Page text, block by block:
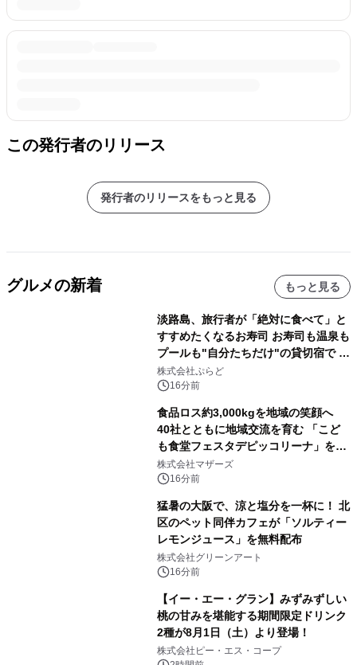
この発行者のリリース
発行者のリリースをもっと見る
グルメの新着 もっと見る
淡路島、旅行者が「絶対に食べて」と
すすめたくなるお寿司 お寿司も温泉も
プールも"自分たちだけ"の貸切宿で 1
日1組限定「岩屋温泉 絵島別庭 海と
森」の握り寿司プラン
株式会社ぷらど
16分前
食品ロス約3,000kgを地域の笑顔へ
40社とともに地域交流を育む 「こど
も食堂フェスタデピッコリーナ」を9
月5日(土)開催
株式会社マザーズ
16分前
猛暑の大阪で、涼と塩分を一杯に！ 北
区のペット同伴カフェが「ソルティー
レモンジュース」を無料配布
株式会社グリーンアート
16分前
【イー・エー・グラン】みずみずしい
桃の甘みを堪能する期間限定ドリンク
2種が8月1日（土）より登場！
株式会社ピー・エス・コープ